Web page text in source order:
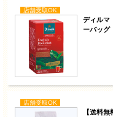
店舗受取OK
ディル
ーバッ
店舗受取OK
【送料